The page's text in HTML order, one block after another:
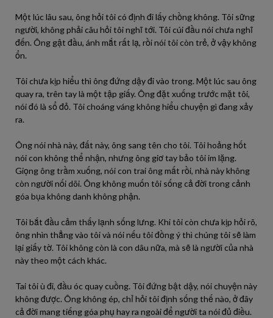
Một lúc lâu sau, ông hỏi tôi có định đi lấy chồng không. Tôi sững
người, không phải câu hỏi tôi nghĩ tới. Tôi cúi đầu nói chưa nghĩ
đến. Ông gật đầu, ánh mắt rất lạ, rồi nói tôi còn trẻ, ở vậy không
ổn.
Tôi chưa kịp hiểu thì ông đứng dậy đi vào trong. Một lúc sau ông
quay ra, trên tay là một tập giấy. Ông đặt xuống trước mặt tôi,
nói đó là sổ đỏ. Tôi choáng váng không hiểu chuyện gì đang xảy
ra.
Ông nói nhà này, đất này, ông sang tên cho tôi. Tôi hoảng hốt
nói con không thể nhận, nhưng ông giơ tay bảo tôi im lặng.
Giọng ông trầm xuống, nói con trai ông mất rồi, nhà này không
còn người nối dõi. Ông không muốn tôi sống cả đời trong cảnh
góa bụa không danh không phận.
Tôi bắt đầu cảm thấy lạnh sống lưng. Khi tôi còn chưa kịp hỏi rõ,
ông nhìn thẳng vào tôi và nói nếu tôi đồng ý thì chúng tôi sẽ làm
lại giấy tờ. Tôi không còn là con dâu nữa, mà sẽ là người của nhà
này theo một cách khác.
Tai tôi ù đi, đầu óc quay cuồng. Tôi đứng bật dậy, nói chuyện này
không được. Ông không ép, chỉ hỏi tôi định sống thế nào, ở đây
cả đời mang tiếng góa phụ hay ra ngoài để người ta nói đủ điều.